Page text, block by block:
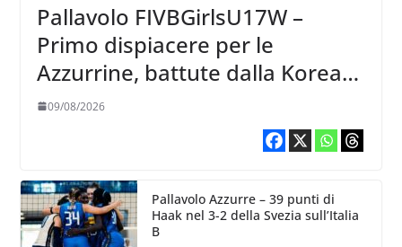
Pallavolo FIVBGirlsU17W –
Primo dispiacere per le
Azzurrine, battute dalla Korea
3-1
09/08/2026
Pallavolo Azzurre – 39 punti di
Haak nel 3-2 della Svezia sull’Italia
B